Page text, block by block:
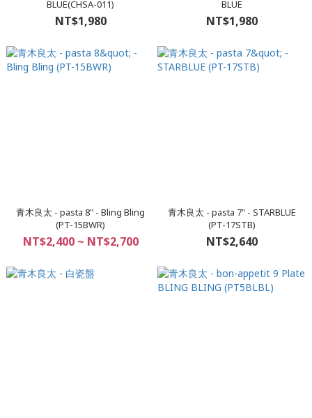
BLUE(CHSA-011)
NT$1,980
BLUE
NT$1,980
青木良太 - pasta 8" - Bling Bling
(PT-15BWR)
NT$2,400 ~ NT$2,700
青木良太 - pasta 7" - STARBLUE
(PT-17STB)
NT$2,640